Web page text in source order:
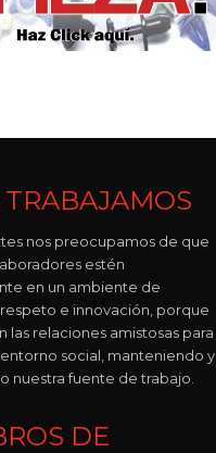
nos preocupamos de que
estén
en un ambiente de
e innovación, porque
las relaciones amistosas para
social, manteniendo y
nuestra fuente de trabajo.
DE